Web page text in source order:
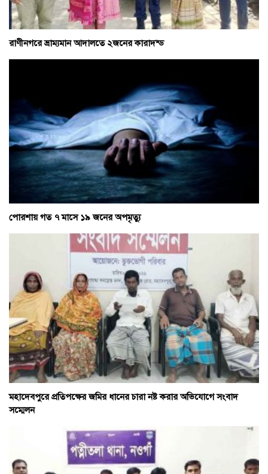
রাণীনগরে ভ্রাম্যমান আদালতে ২জনের কারাদন্ড
পোরশায় গত ৭ মাসে ১৯ জনের অপমৃত্যু
মহাদেবপুরে প্রতিপক্ষের জমির ধানের চারা নষ্ট করার অভিযোগে সংবাদ
সম্মেলন